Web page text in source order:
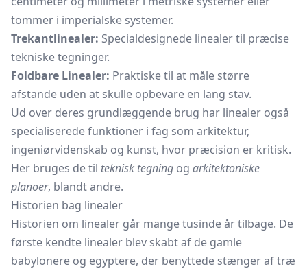
tommer i imperialske systemer.
Trekantlinealer: Specialdesignede linealer til præcise
tekniske tegninger.
Foldbare Linealer: Praktiske til at måle større
afstande uden at skulle opbevare en lang stav.
Ud over deres grundlæggende brug har linealer også
specialiserede funktioner i fag som arkitektur,
ingeniørvidenskab og kunst, hvor præcision er kritisk.
Her bruges de til teknisk tegning og arkitektoniske
planoer, blandt andre.
Historien bag linealer
Historien om linealer går mange tusinde år tilbage. De
første kendte linealer blev skabt af de gamle
babylonere og egyptere, der benyttede stænger af træ